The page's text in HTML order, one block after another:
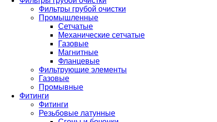
Фильтры грубой очистки
Промышленные
Сетчатые
Механические сетчатые
Газовые
Магнитные
Фланцевые
Фильтрующие элементы
Газовые
Промывные
Фитинги
Фитинги
Резьбовые латунные